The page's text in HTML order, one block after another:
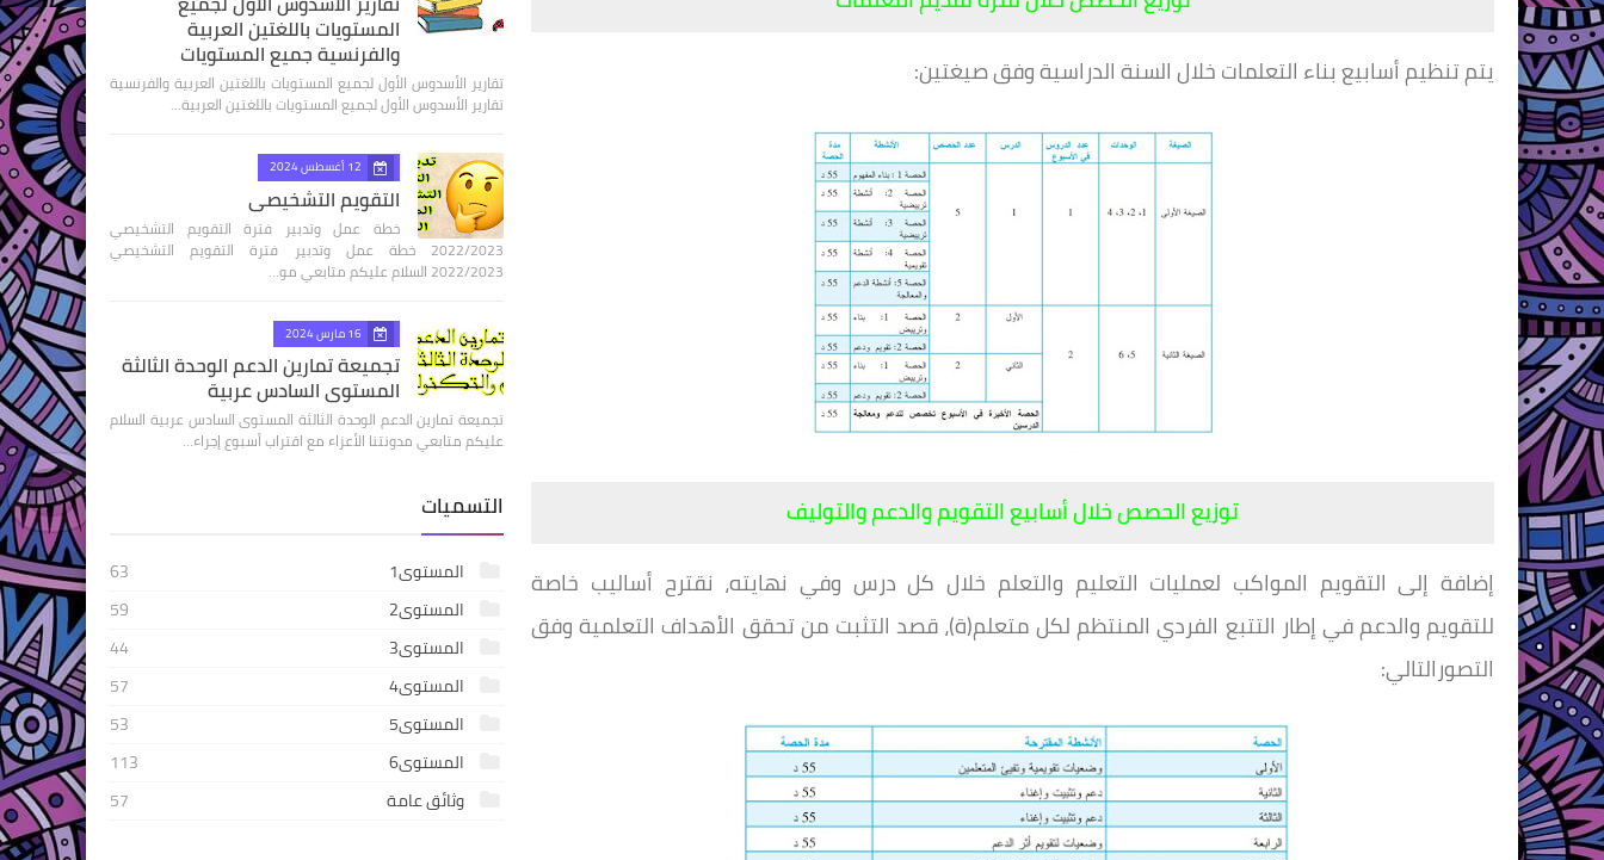
يتم تنظيم أسابيع بناء التعلمات خلال السنة الدراسية وفق صيغتين:
توزيع الحصص خلال أسابيع التقويم والدعم والتوليف
إضافة إلى التقويم المواكب لعمليات التعليم والتعلم خلال كل درس وفي نهايته، نقترح أساليب خاصة
للتقويموالدعم في إطار التتبع الفردي المنتظم لكل متعلم(ة)، قصد التثبت من تحقق الأهداف التعلمية وفق
التصورالتالي:
المستويات باللغتين العربية
والفرنسية جميع المستويات
تقارير الأسدوس الأول لجميع المستويات باللغتين العربية والفرنسية
تقارير الأسدوس الأول لجميع المستويات باللغتين العربية…
12 أغسطس 2024
التقويم التشخيصي
خطة عمل وتدبير فترة التقويم التشخيصي
2022/2023 خطة عمل وتدبير فترة التقويم التشخيصي
2022/2023 السلام عليكم متابعي مو…
16 مارس 2024
تجميعة تمارين الدعم الوحدة الثالثة
المستوى السادس عربية
تجميعة تمارين الدعم الوحدة الثالثة المستوى السادس عربية السلام
عليكم متابعي مدونتنا الأعزاء مع اقتراب أسبوع إجراء…
التسميات
المستوى1
63
المستوى2
59
المستوى3
44
المستوى4
57
المستوى5
53
المستوى6
113
وثائق عامة
57